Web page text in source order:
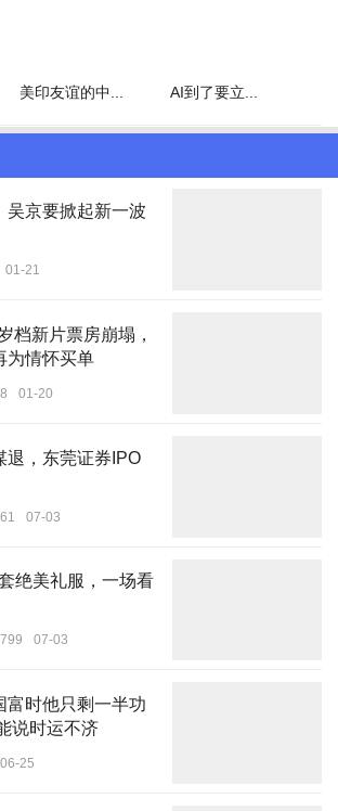
，正在思考，自己未来向何处去。
意乌克兰不加入北约了。甚至同意举行战时大
意自己可以不再担任乌克兰总统。
按照央视新闻的报道，双方谈了大约5个小
朗普的特使威特科夫发布了会谈纪要，声称会
容，令海叔感觉其确实是想来认真谈的。
着的头衔的“美国总统中东问题特使”，但出现
，之前曾经出现在沙姆沙伊赫和平峰会召开
化解后，才由特朗普亲赴沙姆沙伊赫，与埃及
美印友谊的中... AI到了要立...
吴京要掀起新一波
01-21
档新片票房崩塌，
为情怀买单
01-20
退，东莞证券IPO
07-03
绝美礼服，一场看
07-03
富时他只剩一半功
说时运不济
06-25